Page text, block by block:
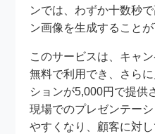
ンでは、わずか十数秒
ン画像を生成することが
このサービスは、キャ
無料で利用でき、さら
ションが5,000円で提供
現場でのプレゼンテー
やすくなり、顧客に対